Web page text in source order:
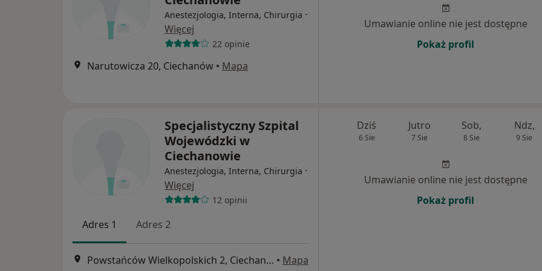
Anestezjologia, Interna, Chirurgia ·
Więcej
22 opinie
Narutowicza 20, Ciechanów • Mapa
Umawianie online nie jest dostępne
Pokaż profil
Specjalistyczny Szpital
Wojewódzki w
Ciechanowie
Anestezjologia, Interna, Chirurgia ·
Więcej
12 opinii
Adres 1 Adres 2
Powstańców Wielkopolskich 2, Ciechanów • Mapa
Dziś
6 Sie
Jutro
7 Sie
Sob,
8 Sie
Ndz,
9 Sie
Umawianie online nie jest dostępne
Pokaż profil